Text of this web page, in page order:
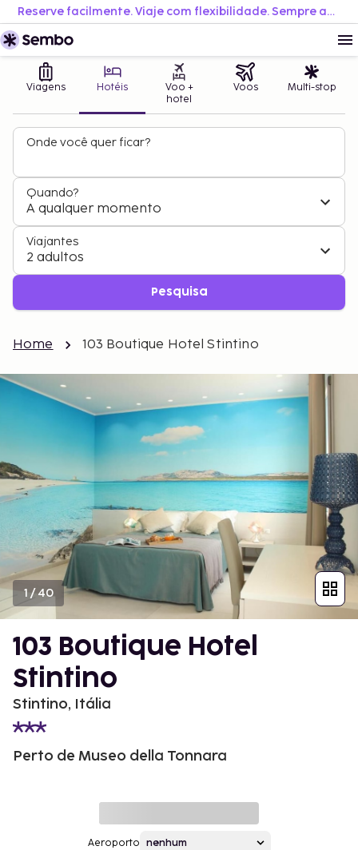
Reserve facilmente. Viaje com flexibilidade. Sempre ao melhor preço.
Viagens Hotéis
Voo +
hotel
Voos Multi-stop
Onde você quer ficar?
Quando?
A qualquer momento
Viajantes
2 adultos
Pesquisa
Home 103 Boutique Hotel Stintino
1 /40
103 Boutique Hotel
Stintino
Stintino, Itália
Perto de Museo della Tonnara
Aeroporto